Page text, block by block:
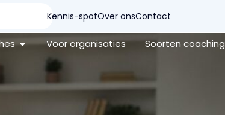
Kennis-spotOver onsContact
Voor organisaties Soorten coaching